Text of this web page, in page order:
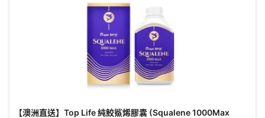
【澳洲直送】Top Life 純鮫鯊烯膠囊 (Squalene 1000Max